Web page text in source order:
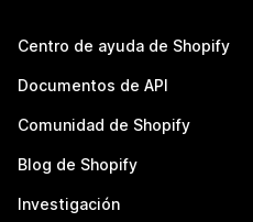
Centro de ayuda de Shopify
Documentos de API
Comunidad de Shopify
Blog de Shopify
Investigación